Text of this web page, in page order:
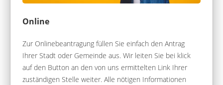
Online
Zur Onlinebeantragung füllen Sie einfach den Antrag
Ihrer Stadt oder Gemeinde aus. Wir leiten Sie bei klick
auf den Button an den von uns ermittelten Link Ihrer
zuständigen Stelle weiter. Alle nötigen Informationen